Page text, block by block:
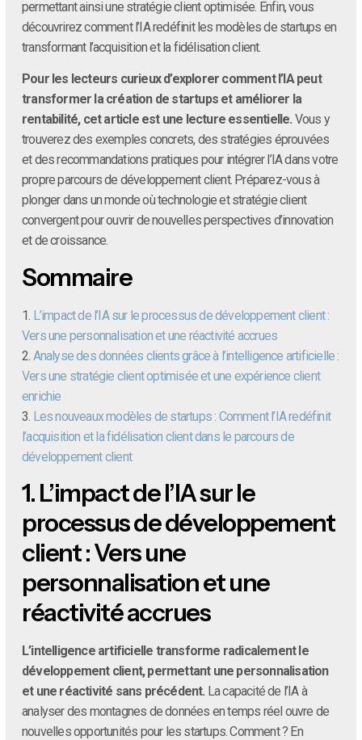
permettant ainsi une stratégie client optimisée. Enfin, vous
découvrirez comment l’IA redéfinit les modèles de startups en
transformant l’acquisition et la fidélisation client.
Pour les lecteurs curieux d’explorer comment l’IA peut
transformer la création de startups et améliorer la
rentabilité, cet article est une lecture essentielle. Vous y
trouverez des exemples concrets, des stratégies éprouvées
et des recommandations pratiques pour intégrer l’IA dans votre
propre parcours de développement client. Préparez-vous à
plonger dans un monde où technologie et stratégie client
convergent pour ouvrir de nouvelles perspectives d’innovation
et de croissance.
Sommaire
1. L’impact de l’IA sur le processus de développement client :
Vers une personnalisation et une réactivité accrues
2. Analyse des données clients grâce à l’intelligence artificielle :
Vers une stratégie client optimisée et une expérience client
enrichie
3. Les nouveaux modèles de startups : Comment l’IA redéfinit
l’acquisition et la fidélisation client dans le parcours de
développement client
1.L’impact de l’IA sur le
processus de développement
client : Vers une
personnalisation et une
réactivité accrues
L’intelligence artificielle transforme radicalement le
développement client, permettant une personnalisation
et une réactivité sans précédent. La capacité de l’IA à
analyser des montagnes de données en temps réel ouvre de
nouvelles opportunités pour les startups. Comment ? En